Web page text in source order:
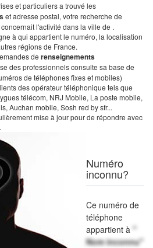
et particuliers a trouvé les
et adresse postal, votre recherche de
l'activité dans la ville de .
à qui appartient le numéro, la localisation
régions de France.
de renseignements
des professionnels consulte sa base de
de téléphones fixes et mobiles)
des opérateur téléphonique tels que
télécom, NRJ Mobile, La poste mobile,
Auchan mobile, Sosh red by sfr...
mise à jour pour de répondre avec
Numéro
inconnu?
Ce numéro de
téléphone
appartient à "
Nom inconnu"